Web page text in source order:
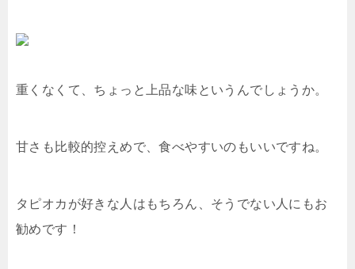
重くなくて、ちょっと上品な味というんでしょうか。
甘さも比較的控えめで、食べやすいのもいいですね。
タピオカが好きな人はもちろん、そうでない人にもお
勧めです！